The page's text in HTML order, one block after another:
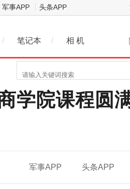
军事APP 头条APP
/ 笔记本 / 相 机
学院课程圆
军事APP 头条APP